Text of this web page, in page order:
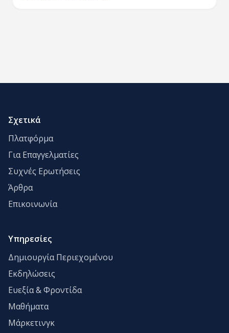
Σχετικά
Πλατφόρμα
Για Επαγγελματίες
Συχνές Ερωτήσεις
Άρθρα
Επικοινωνία
Υπηρεσίες
Δημιουργία Περιεχομένου
Εκδηλώσεις
Ευεξία & Φροντίδα
Μαθήματα
Μάρκετινγκ